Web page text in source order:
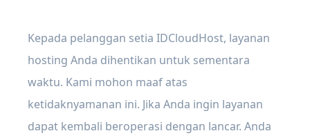
Kepada pelanggan setia IDCloudHost, layanan
hosting Anda dihentikan untuk sementara
waktu. Kami mohon maaf atas
ketidaknyamanan ini. Jika Anda ingin layanan
dapat kembali beroperasi dengan lancar. Anda